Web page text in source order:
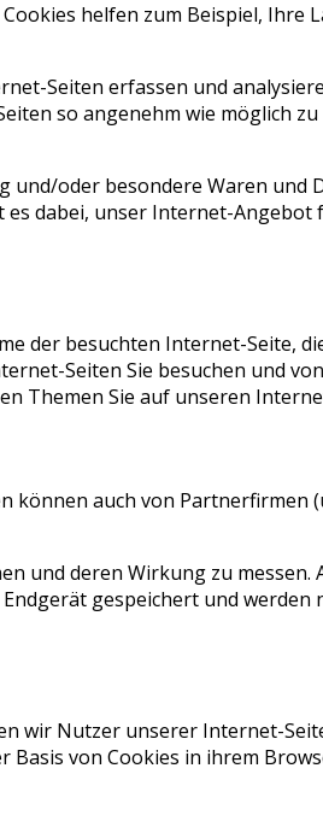
helfen zum Beispiel, Ihre
Seiten erfassen und
so angenehm wie möglich
oder besondere Waren und
dabei, unser Internet-Angebot
der besuchten Internet-Seite,
Seiten Sie besuchen und
Themen Sie auf unseren
können auch von Partnerfirmen
und deren Wirkung zu messen.
gespeichert und
wir Nutzer unserer Internet-
von Cookies in ihrem